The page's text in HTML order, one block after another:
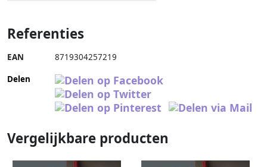
Referenties
EAN 8719304257219
Delen
Vergelijkbare producten